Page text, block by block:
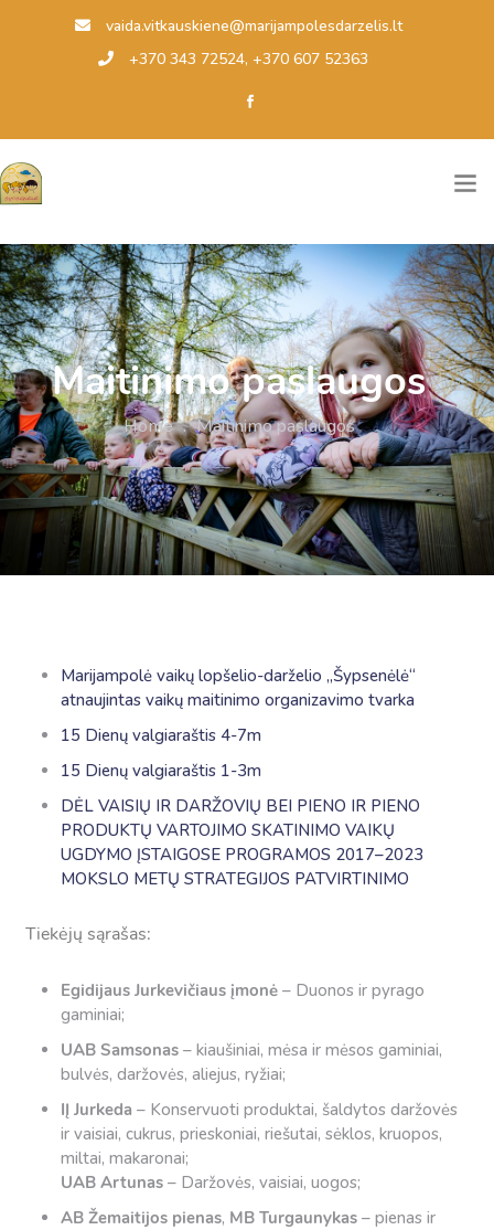
vaida.vitkauskiene@marijampolesdarzelis.lt
+370 343 72524, +370 607 52363
Maitinimo paslaugos
Home . Maitinimo paslaugos
Marijampolė vaikų lopšelio-darželio ,,Šypsenėlė“
atnaujintas vaikų maitinimo organizavimo tvarka
15 Dienų valgiaraštis 4-7m
15 Dienų valgiaraštis 1-3m
DĖL VAISIŲ IR DARŽOVIŲ BEI PIENO IR PIENO
PRODUKTŲ VARTOJIMO SKATINIMO VAIKŲ
UGDYMO ĮSTAIGOSE PROGRAMOS 2017–2023
MOKSLO METŲ STRATEGIJOS PATVIRTINIMO
Tiekėjų sąrašas:
Egidijaus Jurkevičiaus įmonė – Duonos ir pyrago
gaminiai;
UAB Samsonas – kiaušiniai, mėsa ir mėsos gaminiai,
bulvės, daržovės, aliejus, ryžiai;
IĮ Jurkeda – Konservuoti produktai, šaldytos daržovės
ir vaisiai, cukrus, prieskoniai, riešutai, sėklos, kruopos,
miltai, makaronai;
UAB Artunas – Daržovės, vaisiai, uogos;
AB Žemaitijos pienas, MB Turgaunykas – pienas ir